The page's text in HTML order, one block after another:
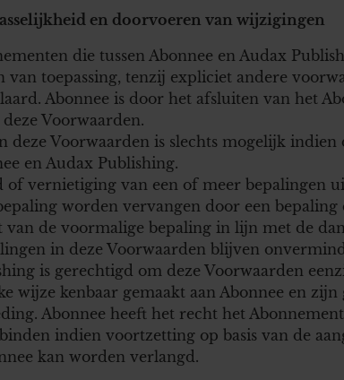
en doorvoeren van wijzigingen
die tussen Abonnee en Audax
van toepassing, tenzij expliciet andere
Abonnee is door het afsluiten van het
Voorwaarden.
deze Voorwaarden is slechts mogelijk
en Audax Publishing.
of vernietiging van een of meer bepalingen
worden vervangen door een
van de voormalige bepaling in lijn met de
in deze Voorwaarden blijven
is gerechtigd om deze Voorwaarden
wijze kenbaar gemaakt aan Abonnee en
Abonnee heeft het recht het
indien voortzetting op basis van de
kan worden verlangd.